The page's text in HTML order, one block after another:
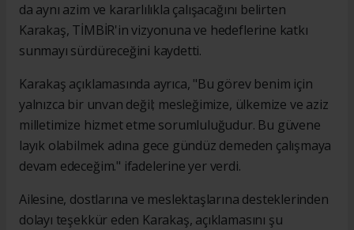
da aynı azim ve kararlılıkla çalışacağını belirten
Karakaş, TİMBİR'in vizyonuna ve hedeflerine katkı
sunmayı sürdüreceğini kaydetti.
Karakaş açıklamasında ayrıca, "Bu görev benim için
yalnızca bir unvan değil; mesleğimize, ülkemize ve aziz
milletimize hizmet etme sorumluluğudur. Bu güvene
layık olabilmek adına gece gündüz demeden çalışmaya
devam edeceğim." ifadelerine yer verdi.
Ailesine, dostlarına ve meslektaşlarına desteklerinden
dolayı teşekkür eden Karakaş, açıklamasını şu